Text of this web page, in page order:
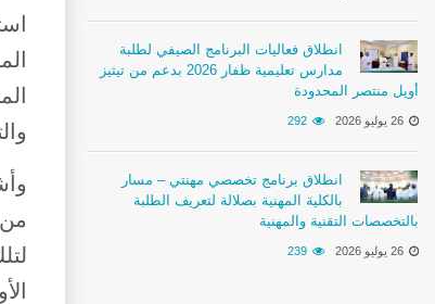
انطلاق فعاليات البرنامج الصيفي لطلبة
مدارس تعليمية ظفار 2026 بدعم من تيثيز
أويل منتصر المحدودة
26 يوليو 2026 292
انطلاق برنامج تخصصي مهنتي – مسار
بالكلية المهنية بصلالة لتعريف الطلبة
بالتخصصات التقنية والمهنية
26 يوليو 2026 239